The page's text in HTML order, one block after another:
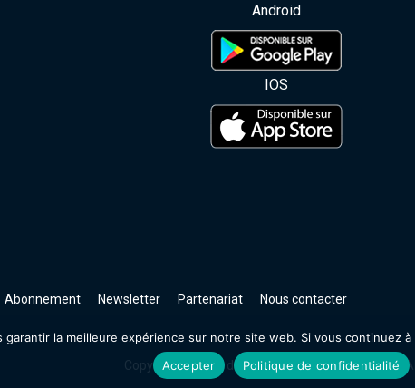
Android
IOS
Abonnement Newsletter Partenariat Nous contacter
Copyright © Tous droits réservés. | Filinfo Group
la meilleure expérience sur notre site web. Si vous continuez
Accepter
Politique de confidentialité